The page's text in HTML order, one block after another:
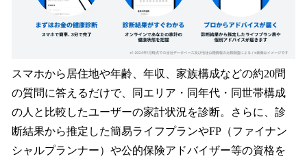
スマホから居住地や年齢、年収、家族構成などの約20問
の質問に答えるだけで、同エリア・同年代・同世帯構成
の人と比較したユーザーの家計状況を診断。さらに、診
断結果から推定した簡易ライフプランやFP（ファイナン
シャルプランナー）や公的保険アドバイザー等の資格を